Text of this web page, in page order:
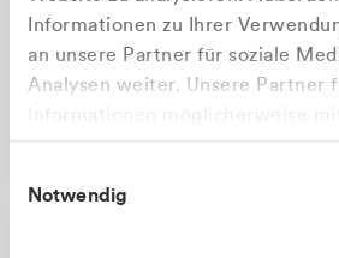
Informationen zu Ihrer
an unsere Partner für soziale
Analysen weiter. Unsere Partner
gesammelt haben.
Notwendig
Apilash